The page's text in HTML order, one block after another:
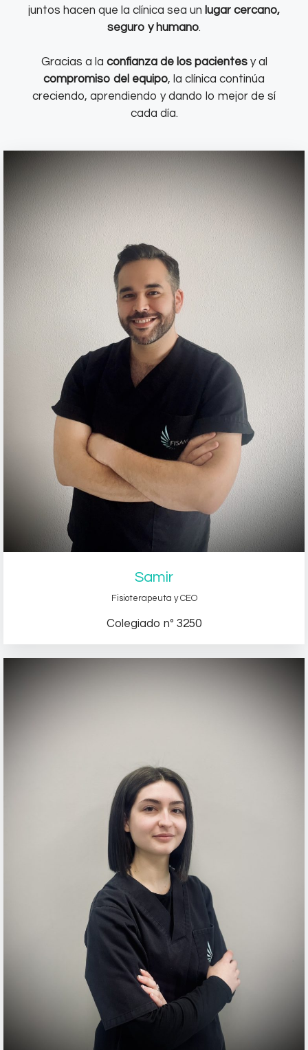
juntos hacen que la clínica sea un lugar cercano,
seguro y humano.
Gracias a la confianza de los pacientesy al
compromiso del equipo, la clínica continúa
creciendo, aprendiendo y dando lo mejor de sí
cada día.
Samir
Fisioterapeuta y CEO
Colegiado nº 3250